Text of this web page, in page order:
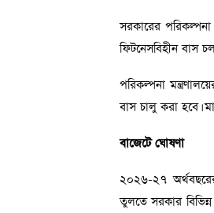
সরকারের পরিকল্পনা
ফিটনেসবিহীন বাস
পরিকল্পনা
বাস চালু করা হবে।
বাজেটে ঘোষণা
২০২৬-২৭
তুলতে সরকার